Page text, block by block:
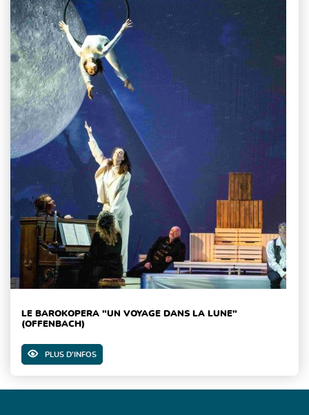
LE BAROKOPERA "UN VOYAGE DANS LA LUNE"
(OFFENBACH)
PLUS D'INFOS